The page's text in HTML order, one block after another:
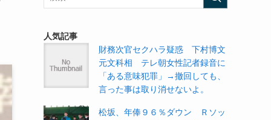
人気記事
財務次官セクハラ疑惑 下村博文
元文科相 テレ朝女性記者録音に
「ある意味犯罪」→撤回しても、
言った事は取り消せないよ。
松坂、年俸９６％ダウン Ｒソッ